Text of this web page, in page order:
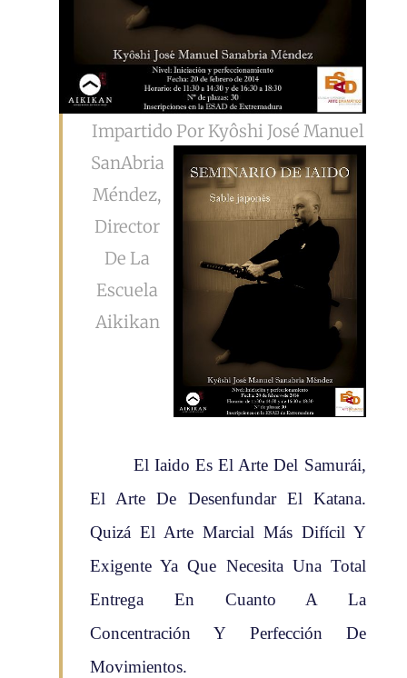
Impartido Por Kyôshi José Manuel
SanAbria
Méndez,
Director
De La
Escuela
Aikikan
El Iaido Es El Arte Del Samurái,
El Arte De Desenfundar El Katana.
Quizá El Arte Marcial Más Difícil Y
Exigente Ya Que Necesita Una Total
Entrega En Cuanto A La
Concentración Y Perfección De
Movimientos.